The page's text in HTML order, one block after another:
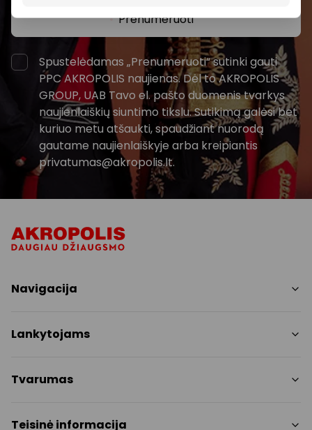
Prenumeruoti
Spustelėdamas „Prenumeruoti“ sutinki gauti
PPC AKROPOLIS naujienas. Dėl to AKROPOLIS
GROUP, UAB Tavo el. pašto duomenis tvarkys
naujienlaiškių siuntimo tikslu. Sutikimą galėsi bet
kuriuo metu atšaukti, spaudžiant nuorodą
gautame naujienlaiškyje arba kreipiantis
privatumas@akropolis.lt.
Navigacija
Paslaugos
Pramogos
Lankytojams
Nemokami patogumai
Tvarumas
Teisinė informacija